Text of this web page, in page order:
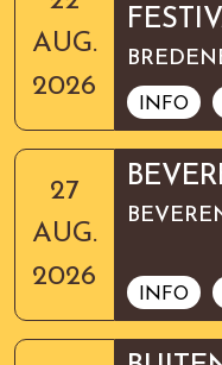
AUG.
2026
INFO
27
AUG.
2026
INFO